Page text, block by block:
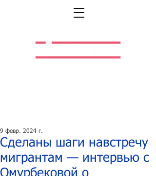
Сделаны шаги навстречу
мигрантам — интервью с
9 февр. 2024 г.